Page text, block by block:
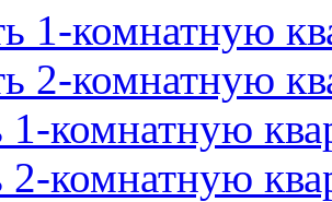
1-комнатную
2-комнатную
1-комнатную
2-комнатную